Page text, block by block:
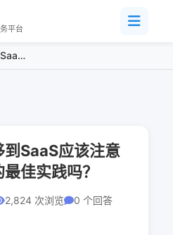
平台
从传统软件迁移到SaaS应该注意什么？有实施的最佳实践吗？
到SaaS应该注意
佳实践吗？
2,824 次浏览
0 个回答